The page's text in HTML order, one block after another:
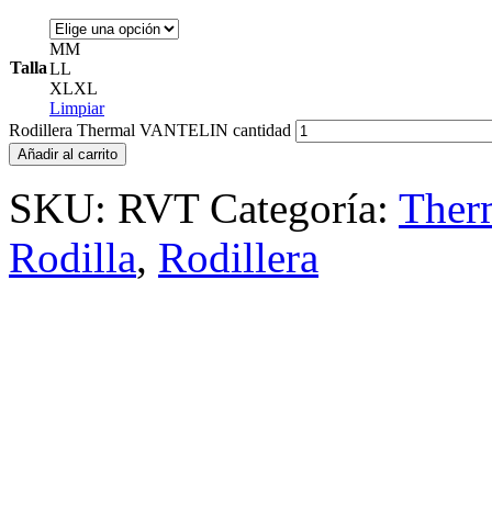
Talla
MM
LL
XLXL
Limpiar
Rodillera Thermal VANTELIN cantidad
Añadir al carrito
SKU: RVT Categoría:
Rodilla, Rodillera